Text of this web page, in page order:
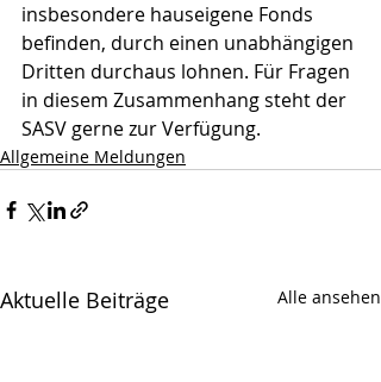
insbesondere hauseigene Fonds
befinden, durch einen unabhängigen
Dritten durchaus lohnen. Für Fragen
in diesem Zusammenhang steht der
SASV gerne zur Verfügung.
Allgemeine Meldungen
Aktuelle Beiträge Alle ansehen